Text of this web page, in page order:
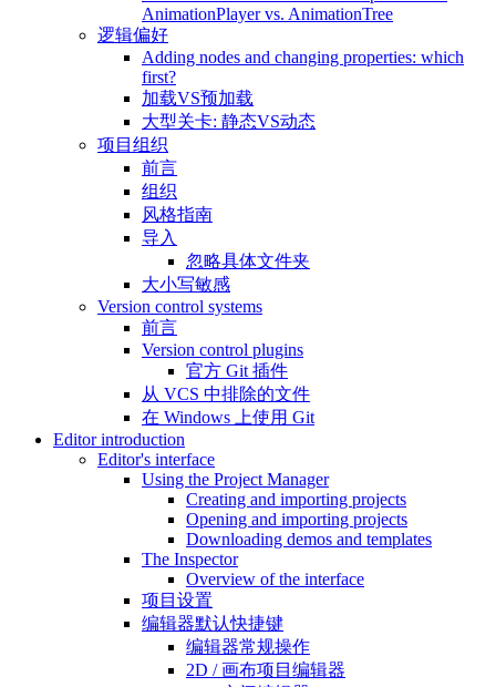
AnimationPlayer vs. AnimationTree
逻辑偏好
Adding nodes and changing properties: which
first?
加载VS预加载
大型关卡: 静态VS动态
项目组织
前言
组织
风格指南
导入
忽略具体文件夹
大小写敏感
Version control systems
前言
Version control plugins
官方 Git 插件
从 VCS 中排除的文件
在 Windows 上使用 Git
Editor introduction
Editor's interface
Using the Project Manager
Creating and importing projects
Opening and importing projects
Downloading demos and templates
The Inspector
Overview of the interface
项目设置
编辑器默认快捷键
编辑器常规操作
2D / 画布项目编辑器